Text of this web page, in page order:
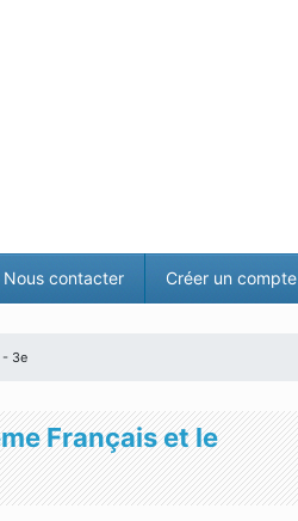
Nous contacter Créer un compte
- 3e
Français et le